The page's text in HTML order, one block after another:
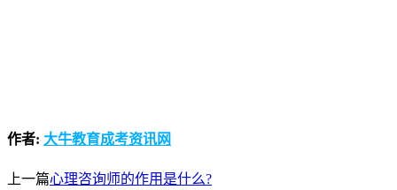
作者: 大牛教育成考资讯网
上一篇心理咨询师的作用是什么?